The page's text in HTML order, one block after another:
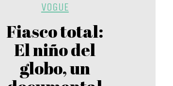
VOGUE
Fiasco total:
El niño del
globo, un